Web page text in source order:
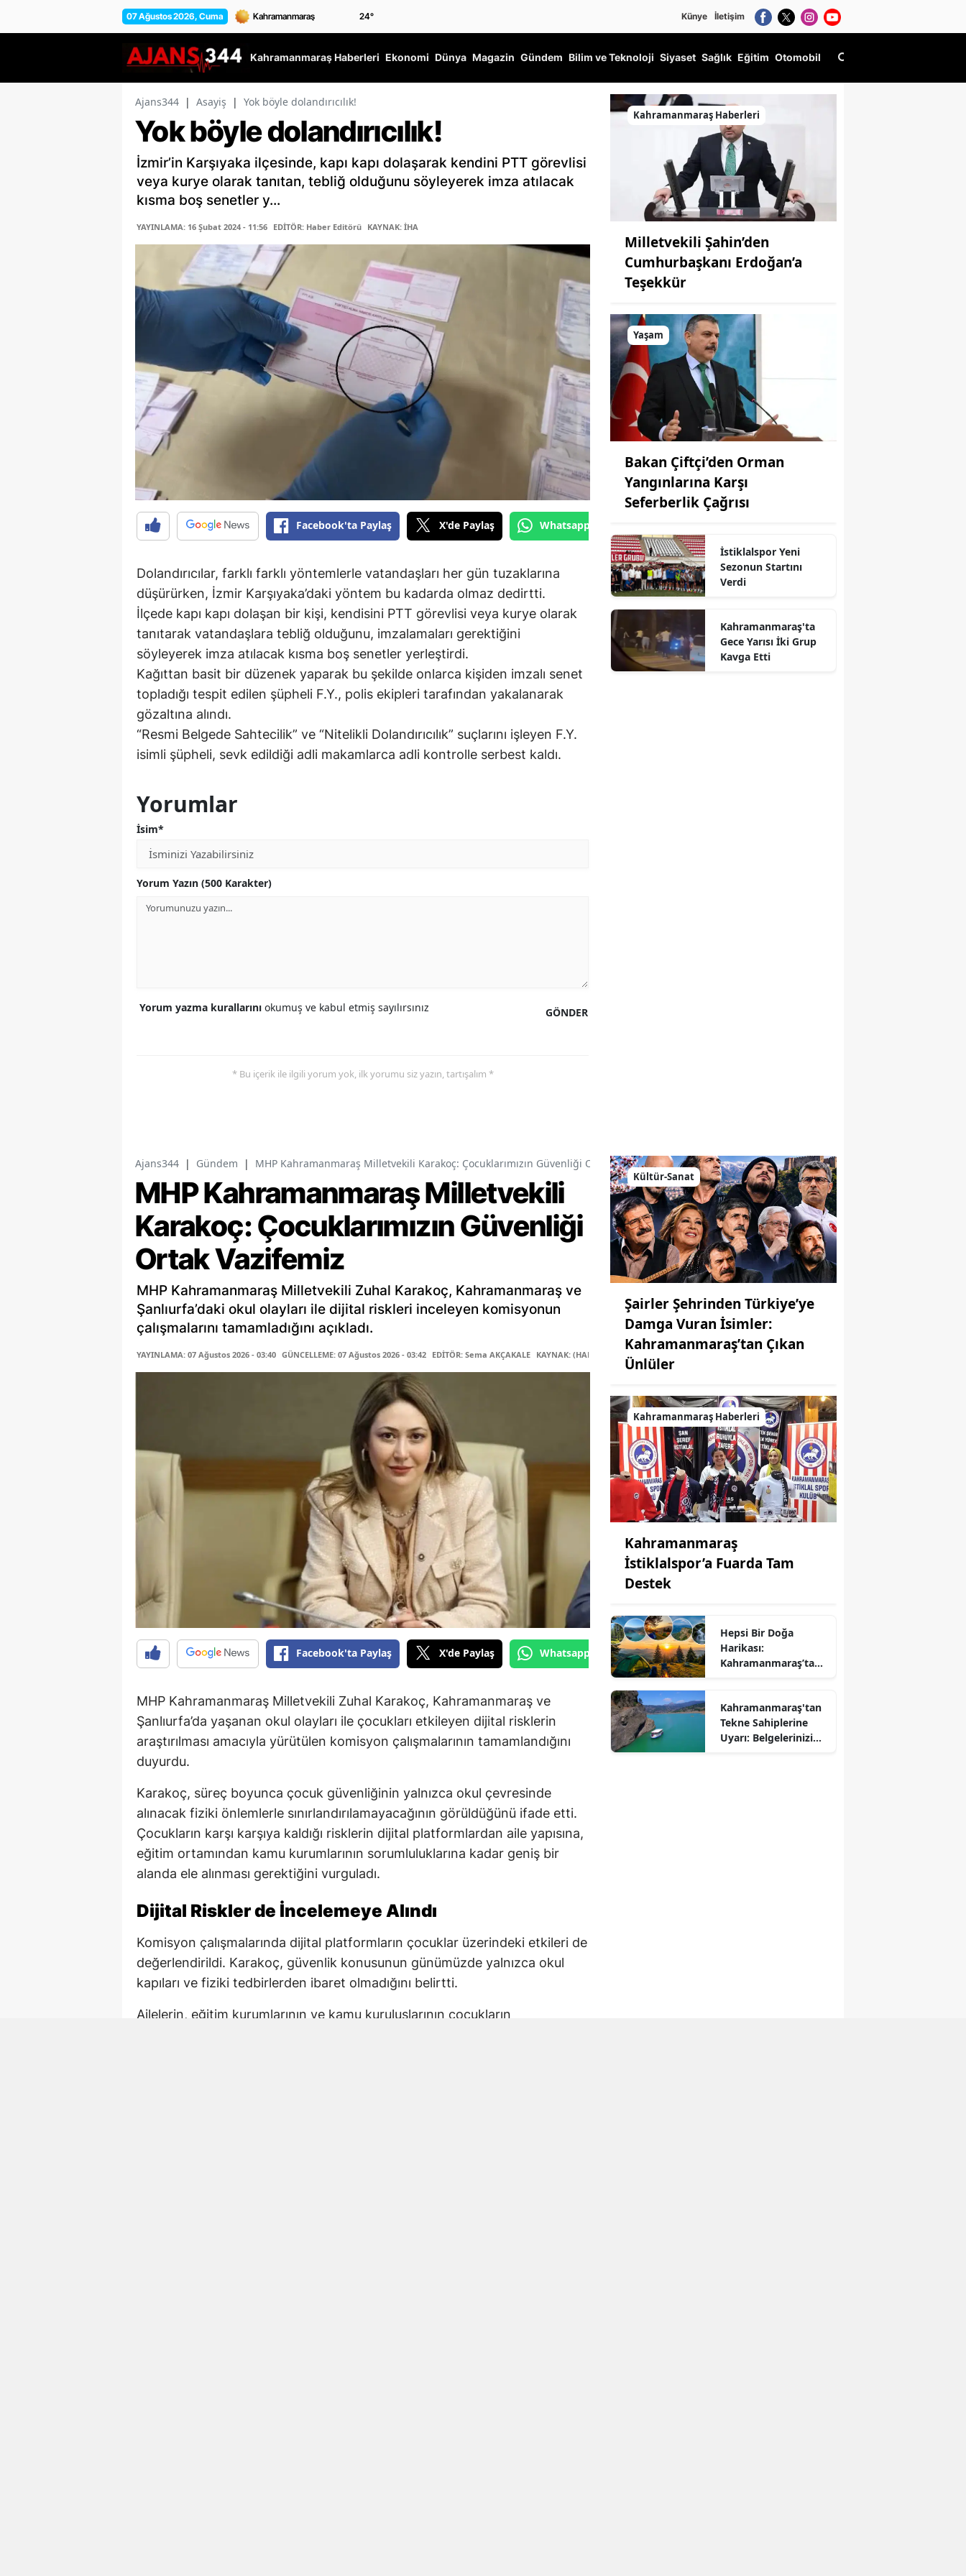
07 Ağustos 2026, Cuma 24° Künye İletişim
Kahramanmaraş Haberleri Ekonomi Dünya Magazin Gündem Bilim ve Teknoloji Siyaset Sağlık Eğitim Otomobil
Ajans344 | Asayiş | Yok böyle dolandırıcılık!
Yok böyle dolandırıcılık!
İzmir’in Karşıyaka ilçesinde, kapı kapı dolaşarak kendini PTT görevlisi
veya kurye olarak tanıtan, tebliğ olduğunu söyleyerek imza atılacak
kısma boş senetler y...
YAYINLAMA: 16 Şubat 2024 - 11:56 EDİTÖR: Haber Editörü KAYNAK: İHA
Facebook'ta Paylaş X'de Paylaş Whatsapp'tan Gönder
Dolandırıcılar, farklı farklı yöntemlerle vatandaşları her gün tuzaklarına
düşürürken, İzmir Karşıyaka’daki yöntem bu kadarda olmaz dedirtti.
İlçede kapı kapı dolaşan bir kişi, kendisini PTT görevlisi veya kurye olarak
tanıtarak vatandaşlara tebliğ olduğunu, imzalamaları gerektiğini
söyleyerek imza atılacak kısma boş senetler yerleştirdi.
Kağıttan basit bir düzenek yaparak bu şekilde onlarca kişiden imzalı senet
topladığı tespit edilen şüpheli F.Y., polis ekipleri tarafından yakalanarak
gözaltına alındı.
“Resmi Belgede Sahtecilik” ve “Nitelikli Dolandırıcılık” suçlarını işleyen F.Y.
isimli şüpheli, sevk edildiği adli makamlarca adli kontrolle serbest kaldı.
Yorumlar
İsim*
Yorum Yazın (500 Karakter)
GÖNDER
Yorum yazma kurallarını okumuş ve kabul etmiş sayılırsınız
* Bu içerik ile ilgili yorum yok, ilk yorumu siz yazın, tartışalım *
Kahramanmaraş Haberleri
Milletvekili Şahin’den
Cumhurbaşkanı Erdoğan’a
Teşekkür
Yaşam
Bakan Çiftçi’den Orman
Yangınlarına Karşı
Seferberlik Çağrısı
İstiklalspor Yeni
Sezonun Startını
Verdi
Kahramanmaraş'ta
Gece Yarısı İki Grup
Kavga Etti
Ajans344 | Gündem | MHP Kahramanmaraş Milletvekili Karakoç: Çocuklarımızın Güvenliği Ortak Vazifemiz
MHP Kahramanmaraş Milletvekili
Karakoç: Çocuklarımızın Güvenliği
Ortak Vazifemiz
MHP Kahramanmaraş Milletvekili Zuhal Karakoç, Kahramanmaraş ve
Şanlıurfa’daki okul olayları ile dijital riskleri inceleyen komisyonun
çalışmalarını tamamladığını açıkladı.
YAYINLAMA: 07 Ağustos 2026 - 03:40 GÜNCELLEME: 07 Ağustos 2026 - 03:42 EDİTÖR: Sema AKÇAKALE KAYNAK: (HABER MERKEZİ) MUHABİR: Elife Karaarslan
Facebook'ta Paylaş X'de Paylaş Whatsapp'tan Gönder
MHP Kahramanmaraş Milletvekili Zuhal Karakoç, Kahramanmaraş ve
Şanlıurfa’da yaşanan okul olayları ile çocukları etkileyen dijital risklerin
araştırılması amacıyla yürütülen komisyon çalışmalarının tamamlandığını
duyurdu.
Karakoç, süreç boyunca çocuk güvenliğinin yalnızca okul çevresinde
alınacak fiziki önlemlerle sınırlandırılamayacağının görüldüğünü ifade etti.
Çocukların karşı karşıya kaldığı risklerin dijital platformlardan aile yapısına,
eğitim ortamından kamu kurumlarının sorumluluklarına kadar geniş bir
alanda ele alınması gerektiğini vurguladı.
Dijital Riskler de İncelemeye Alındı
Komisyon çalışmalarında dijital platformların çocuklar üzerindeki etkileri de
değerlendirildi. Karakoç, güvenlik konusunun günümüzde yalnızca okul
kapıları ve fiziki tedbirlerden ibaret olmadığını belirtti.
Ailelerin, eğitim kurumlarının ve kamu kuruluşlarının çocukların
Kültür-Sanat
Şairler Şehrinden Türkiye’ye
Damga Vuran İsimler:
Kahramanmaraş’tan Çıkan
Ünlüler
Kahramanmaraş Haberleri
Kahramanmaraş
İstiklalspor’a Fuarda Tam
Destek
Hepsi Bir Doğa
Harikası:
Kahramanmaraş’ta
Güzel Alanlar
Kahramanmaraş'tan
Tekne Sahiplerine
Uyarı: Belgelerinizi